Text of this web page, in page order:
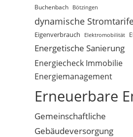
Buchenbach Bötzingen
dynamische
Eigenverbrauch Elektromobilität
Energetische Sanierung
Energiecheck Immobilie
Energiemanagement
Erneuerbare
Gemeinschaftliche
Gebäudeversorgung